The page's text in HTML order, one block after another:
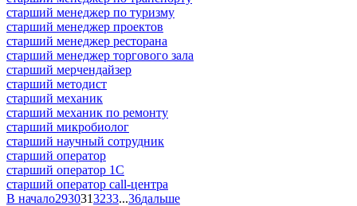
старший менеджер по туризму
старший менеджер проектов
старший менеджер ресторана
старший менеджер торгового зала
старший мерчендайзер
старший методист
старший механик
старший механик по ремонту
старший микробиолог
старший научный сотрудник
старший оператор
старший оператор 1С
старший оператор call-центра
В начало2930313233...36дальше